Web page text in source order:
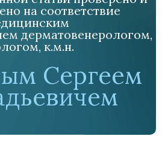
на соответствие
дерматовенерологом,
к.м.н.
Сергеем